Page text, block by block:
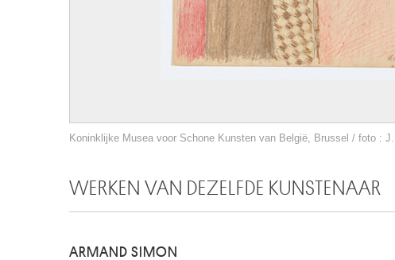
Koninklijke Musea voor Schone Kunsten van België, Brussel / foto :
WERKEN VAN DEZELFDE KUNSTENAAR
ARMAND SIMON